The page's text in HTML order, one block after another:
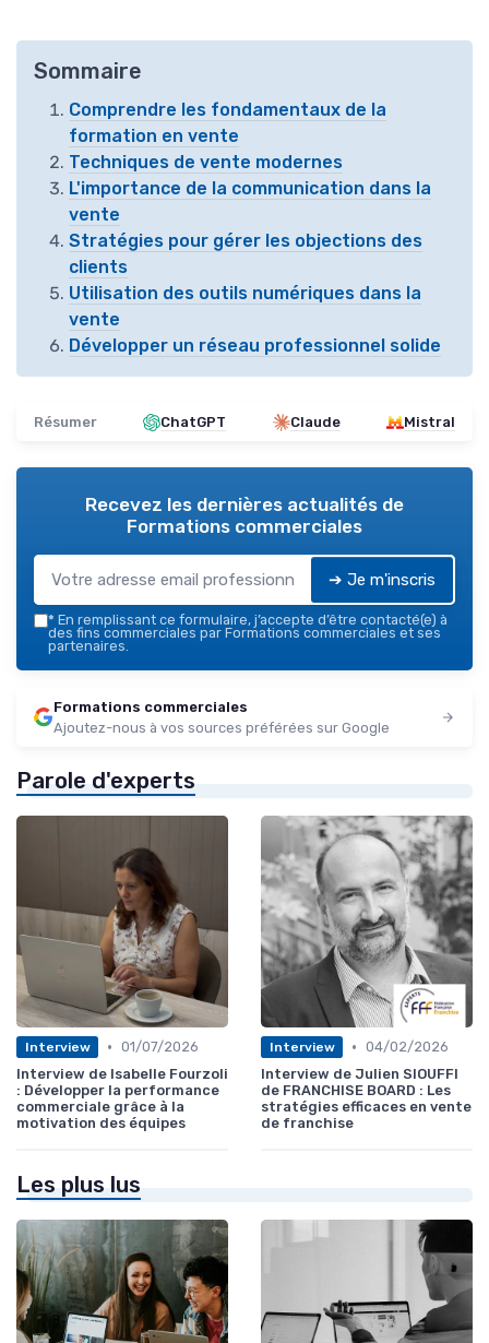
Sommaire
Comprendre les fondamentaux de la
formation en vente
Techniques de vente modernes
L'importance de la communication dans la
vente
Stratégies pour gérer les objections des
clients
Utilisation des outils numériques dans la
vente
Développer un réseau professionnel solide
Résumer ChatGPT Claude Mistral
Recevez les dernières actualités de
Formations commerciales
➔ Je m'inscris
* En remplissant ce formulaire, j’accepte d’être contacté(e) à
des fins commerciales par Formations commerciales et ses
partenaires.
Formations commerciales
Ajoutez-nous à vos sources préférées sur Google
Parole d'experts
Interview • 01/07/2026
Interview de Isabelle Fourzoli
: Développer la performance
commerciale grâce à la
motivation des équipes
Interview • 04/02/2026
Interview de Julien SIOUFFI
de FRANCHISE BOARD : Les
stratégies efficaces en vente
de franchise
Les plus lus